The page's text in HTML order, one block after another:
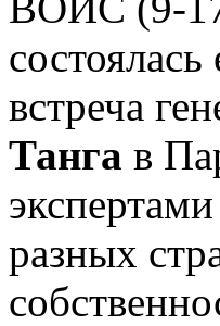
встреча
Танга в
разных